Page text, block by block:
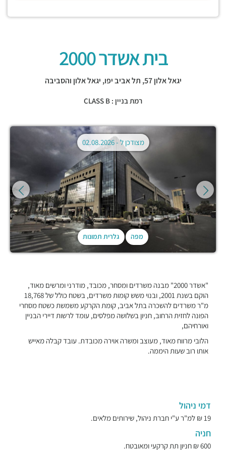
בית אשדר 2000
יגאל אלון 57, תל אביב יפו, יגאל אלון והסביבה
רמת בניין : CLASS B
מפה גלרית תמונות
מצודכן ל -02.08.2026
"אשדר 2000" מבנה משרדים ומסחר, מכובד, מודרני ומרשים מאוד,
הוקם בשנת 2001, ובנוי משש קומות משרדים, בשטח כולל של 18,768
מ"ר משרדים להשכרה בתל אביב, קומת הקרקע משמשת כשטח מסחרי
הפונה לחזית הרחוב, חניון בשלושה מפלסים, עומד לרשות דיירי הבניין
ואורחיהם,
הלובי מרווח מאוד, מעוצב ומשרה אוירה מכובדת. עובד קבלה מאייש
אותו רוב שעות היממה.
דמי ניהול
19 ₪ למ"ר ע"י חברת ניהול, שירותים מלאים.
חניה
600 ₪ חניון תת קרקעי ומאובטח.